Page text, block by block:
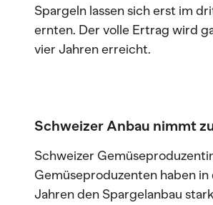
Spargeln lassen sich erst im
ernten. Der volle Ertrag wird
vier Jahren erreicht.
Schweizer Anbau nimmt
Schweizer
Gemüseproduzenten haben
Jahren den Spargelanbau